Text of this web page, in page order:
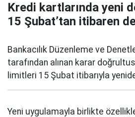
Kredi kartlarında yeni
15 Şubat’tan itibaren
Bankacılık Düzenleme ve
tarafından alınan karar
limitleri 15 Şubat itibarıyla
Yeni uygulamayla birlikte